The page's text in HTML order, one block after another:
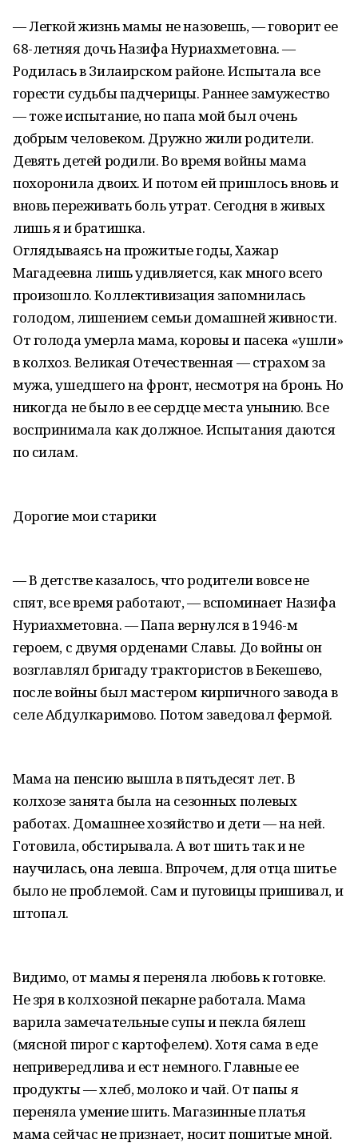
— Легкой жизнь мамы не назовешь, — говорит ее
68-летняя дочь Назифа Нуриахметовна. —
Родилась в Зилаирском районе. Испытала все
горести судьбы падчерицы. Раннее замужество
— тоже испытание, но папа мой был очень
добрым человеком. Дружно жили родители.
Девять детей родили. Во время войны мама
похоронила двоих. И потом ей пришлось вновь и
вновь переживать боль утрат. Сегодня в живых
лишь я и братишка.
Оглядываясь на прожитые годы, Хажар
Магадеевна лишь удивляется, как много всего
произошло. Коллективизация запомнилась
голодом, лишением семьи домашней живности.
От голода умерла мама, коровы и пасека «ушли»
в колхоз. Великая Отечественная — страхом за
мужа, ушедшего на фронт, несмотря на бронь. Но
никогда не было в ее сердце места унынию. Все
воспринимала как должное. Испытания даются
по силам.
Дорогие мои старики
— В детстве казалось, что родители вовсе не
спят, все время работают, — вспоминает Назифа
Нуриахметовна. — Папа вернулся в 1946-м
героем, с двумя орденами Славы. До войны он
возглавлял бригаду трактористов в Бекешево,
после войны был мастером кирпичного завода в
селе Абдулкаримово. Потом заведовал фермой.
Мама на пенсию вышла в пятьдесят лет. В
колхозе занята была на сезонных полевых
работах. Домашнее хозяйство и дети — на ней.
Готовила, обстирывала. А вот шить так и не
научилась, она левша. Впрочем, для отца шитье
было не проблемой. Сам и пуговицы пришивал, и
штопал.
Видимо, от мамы я переняла любовь к готовке.
Не зря в колхозной пекарне работала. Мама
варила замечательные супы и пекла бялеш
(мясной пирог с картофелем). Хотя сама в еде
непривередлива и ест немного. Главные ее
продукты — хлеб, молоко и чай. От папы я
переняла умение шить. Магазинные платья
мама сейчас не признает, носит пошитые мной.